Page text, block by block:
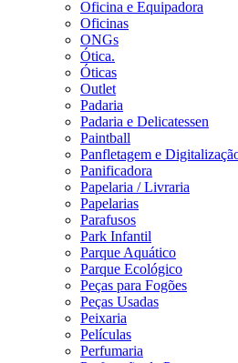
Oficina e Equipadora
Oficinas
ONGs
Ótica.
Óticas
Outlet
Padaria
Padaria e Delicatessen
Paintball
Panfletagem e
Panificadora
Papelaria / Livraria
Papelarias
Parafusos
Park Infantil
Parque Aquático
Parque Ecológico
Peças para Fogões
Peças Usadas
Peixaria
Películas
Perfumaria